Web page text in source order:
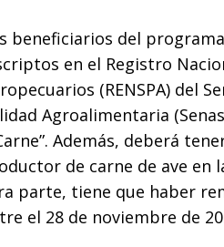
beneficiarios del
en el Registro
(RENSPA) del
Agroalimentaria
Además, deberá
de carne de ave en
parte, tiene que haber
el 28 de noviembre de